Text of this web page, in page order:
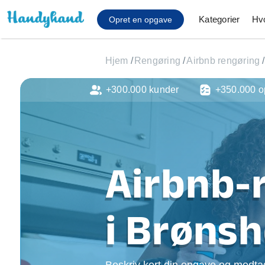
Opret en opgave Kategorier
Affaldsfjernelse
Anlæg af terrasse
Cykel reparation
Flyttehjælp
Gulvlaminering
Hårde hvidevare
Hjælp til mobil, pc, tv
Installation af ildsted
Møbelsamling og
Ophængning af
Hjem / Rengøring /Airbnb rengøring /
Airbnb-
i
+300.000 kunder +350.000